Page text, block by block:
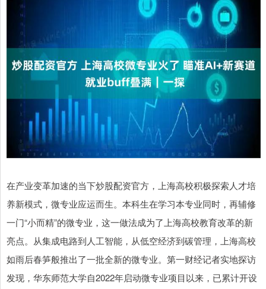
在产业变革加速的当下炒股配资官方，上海高校积极探索人才培
养新模式，微专业应运而生。本科生在学习本专业同时，再辅修
一门“小而精”的微专业，这一做法成为了上海高校教育改革的新
亮点。从集成电路到人工智能，从低空经济到碳管理，上海高校
如雨后春笋般推出了一批全新的微专业。第一财经记者实地探访
发现，华东师范大学自2022年启动微专业项目以来，已累计开设